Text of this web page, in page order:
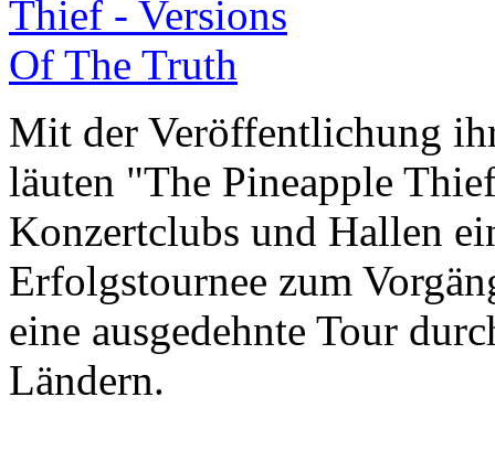
Mit der Veröffentlichung
läuten "The Pineapple
Konzertclubs und Hallen
Erfolgstournee zum
eine ausgedehnte Tour
Ländern.